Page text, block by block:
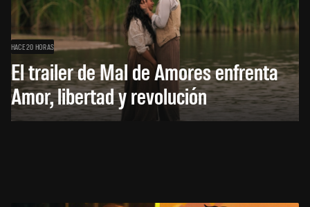
HACE 20 HORAS
El trailer de Mal de Amores enfrenta
Amor, libertad y revolución